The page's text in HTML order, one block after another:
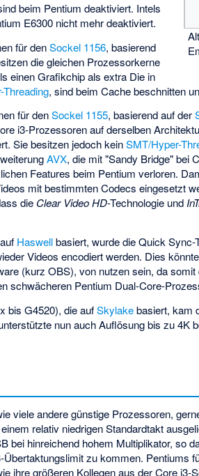
beim Pentium deaktiviert. Intels
E6300 nicht mehr deaktiviert.
für denSockel 1156, basierend
die gleichen Prozessorkerne
einen Grafikchip als extra Die in
Threading, sind beim Cache beschnitten
für denSockel 1155, basierend auf der
i3-Prozessoren auf derselben
Sie besitzen jedoch keinSMT/Hyper-
AVX, die mit "Sandy Bridge" bei
Features beim Pentium verloren.
mit bestimmten Codecs eingesetzt
die Clear Video HD-Technologie und
Haswellbasiert, wurde die Quick
Videos encodiert werden. Dies
(kurz OBS), von nutzen sein, da
schwächeren Pentium Dual-Core-
bis G4520), die aufSkylakebasiert, kam
nun auch Auflösung bis zu 4K
viele andere günstige Prozessoren,
relativ niedrigen Standardtakt
bei hinreichend hohem Multiplikator, so
zu kommen. Pentiums
ihre größeren Kollegen aus der Core i3-